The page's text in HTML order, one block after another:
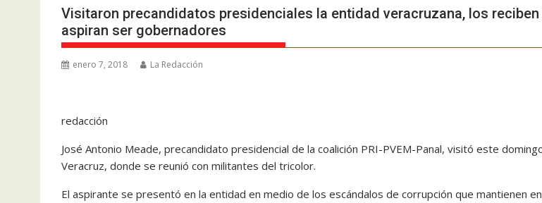
Visitaron precandidatos presidenciales la entidad veracruzana, los
aspiran ser gobernadores
enero 7, 2018 La Redacción
redacción
José Antonio Meade, precandidato presidencial de la coalición PRI-PVEM-Panal, visitó este
Veracruz, donde se reunió con militantes del tricolor.
El aspirante se presentó en la entidad en medio de los escándalos de corrupción que mantienen